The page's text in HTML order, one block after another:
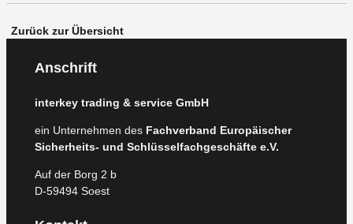
Zurück zur Übersicht
Anschrift
interkey trading & service GmbH
ein Unternehmen des Fachverband Europäischer
Sicherheits- und Schlüsselfachgeschäfte e.V.
Auf der Borg 2 b
D-59494 Soest